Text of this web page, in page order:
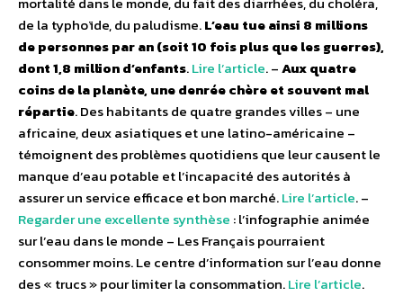
de la typhoïde, du paludisme.L’eau tue ainsi 8 millions
de personnes par an (soit 10 fois plus que les guerres),
dont 1,8 million d’enfants.Lire l’article. –Aux quatre
coins de la planète, une denrée chère et souvent mal
répartie. Des habitants de quatre grandes villes – une
africaine, deux asiatiques et une latino-américaine –
témoignent des problèmes quotidiens que leur causent le
manque d’eau potable et l’incapacité des autorités à
assurer un service efficace et bon marché.Lire l’article. –
Regarder une excellente synthèse : l’infographie animée
sur l’eau dans le monde – Les Français pourraient
consommer moins. Le centre d’information sur l’eau donne
des « trucs » pour limiter la consommation.Lire l’article.